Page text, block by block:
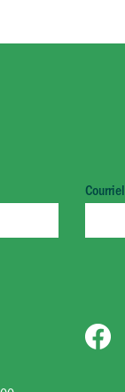
Courriel